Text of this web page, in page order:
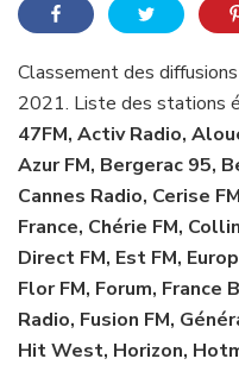
Classement des
2021. Liste des stations
47FM, Activ Radio,
Azur FM, Bergerac 95,
Cannes Radio, Cerise
France, Chérie FM,
Direct FM, Est FM,
Flor FM, Forum, France
Radio, Fusion FM,
Hit West, Horizon,